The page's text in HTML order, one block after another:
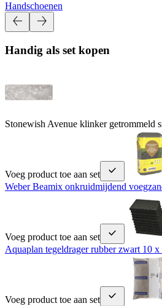
Handschoenen
Handig als set kopen
Stonewish Avenue klinker getrommeld
Voeg product toe aan set
Weber Beamix onkruidmijdend
Voeg product toe aan set
Aquaplan tegeldrager rubber zwart 10
Voeg product toe aan set